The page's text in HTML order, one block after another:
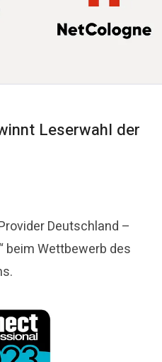
Leserwahl der
Deutschland –
beim Wettbewerb des